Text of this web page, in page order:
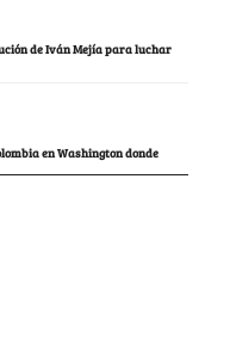
de Iván Mejía para luchar
en Washington donde